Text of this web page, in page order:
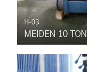
H-03
MEIDEN 10 TON